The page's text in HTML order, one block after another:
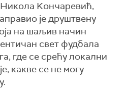
Kончаревић,
је друштвену
на шаљив начин
свет фудбала
где се срећу локални
какве се не могу